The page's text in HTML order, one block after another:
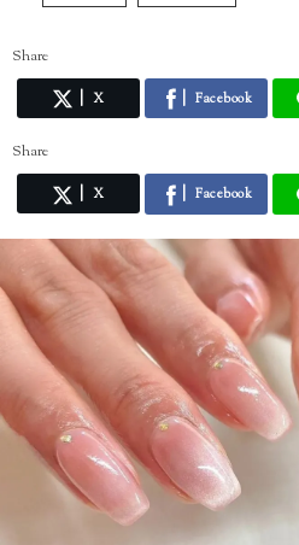
Share
X Facebook
Share
X Facebook